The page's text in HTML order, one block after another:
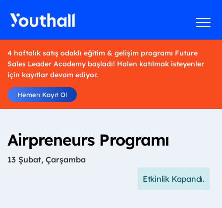
4 haftalık satış odaklı eğitim & gelişim programı Future
Sales Leader Academy başladı! Halen katılmak isteyenler
için kayıtlar devam ediyor.
Hemen Kayıt Ol
Airpreneurs Programı
13 Şubat, Çarşamba
Etkinlik Kapandı.